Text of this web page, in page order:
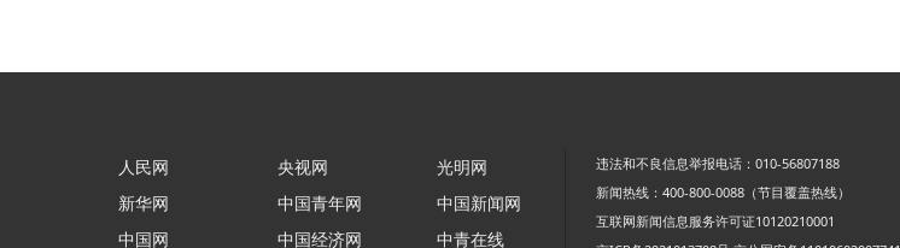
人民网
新华网
中国网
央视网
中国青年网
中国经济网
光明网
中国新闻网
中青在线
违法和不良信息举报电话：010-56807188
新闻热线：400-800-0088（节目覆盖热线）
互联网新闻信息服务许可证10120210001